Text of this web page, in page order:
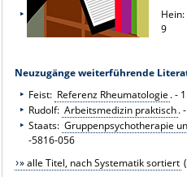
Hein:
9
Neuzugänge weiterführende
Feist: Referenz Rheumatologie . -
Rudolf: Arbeitsmedizin praktisch.
Staats: Gruppenpsychotherapie
-5816-056
» alle Titel, nach Systematik sortiert